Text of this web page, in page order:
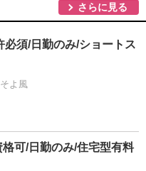
さらに見る
必須/日勤のみ/ショートス
よ風
格可/日勤のみ/住宅型有料